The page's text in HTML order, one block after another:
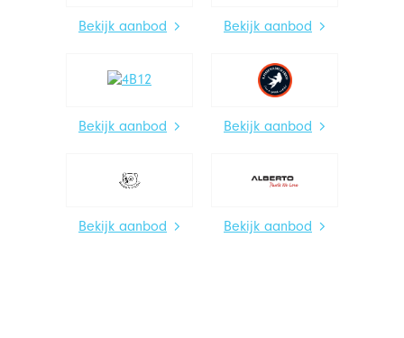
Bekijk aanbod Bekijk aanbod
Bekijk aanbod Bekijk aanbod
Bekijk aanbod Bekijk aanbod